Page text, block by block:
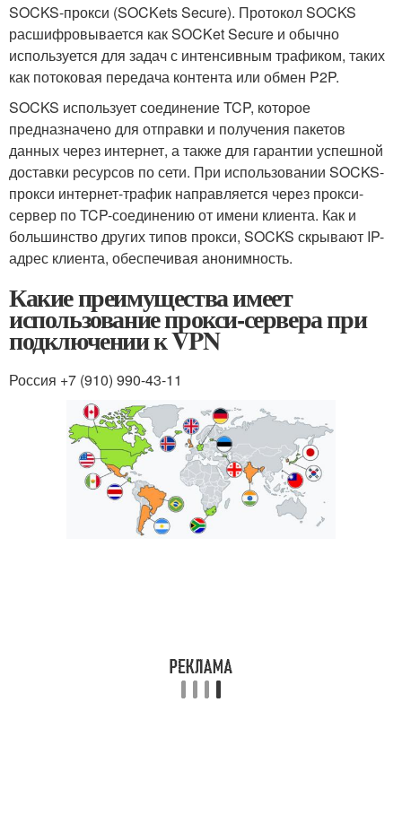
SOCKS-прокси (SOCKets Secure). Протокол SOCKS
расшифровывается как SOCKet Secure и обычно
используется для задач с интенсивным трафиком, таких
как потоковая передача контента или обмен P2P.
SOCKS использует соединение TCP, которое
предназначено для отправки и получения пакетов
данных через интернет, а также для гарантии успешной
доставки ресурсов по сети. При использовании SOCKS-
прокси интернет-трафик направляется через прокси-
сервер по TCP-соединению от имени клиента. Как и
большинство других типов прокси, SOCKS скрывают IP-
адрес клиента, обеспечивая анонимность.
Какие преимущества имеет
использование прокси-сервера при
подключении к VPN
Россия +7 (910) 990-43-11